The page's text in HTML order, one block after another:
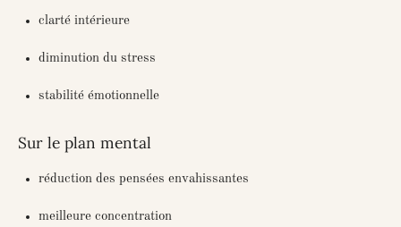
clarté intérieure
diminution du stress
stabilité émotionnelle
Sur le plan mental
réduction des pensées envahissantes
meilleure concentration